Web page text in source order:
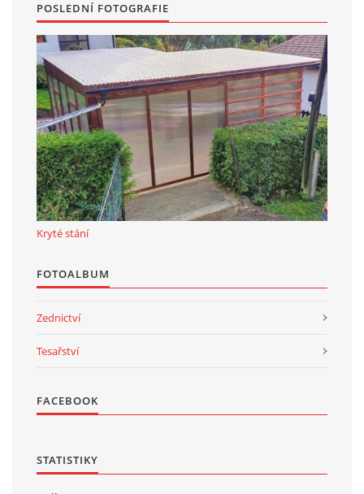
POSLEDNÍ FOTOGRAFIE
Kryté stání
FOTOALBUM
Zednictví
Tesařství
FACEBOOK
STATISTIKY